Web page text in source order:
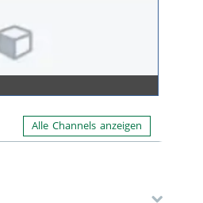
Alle Channels anzeigen